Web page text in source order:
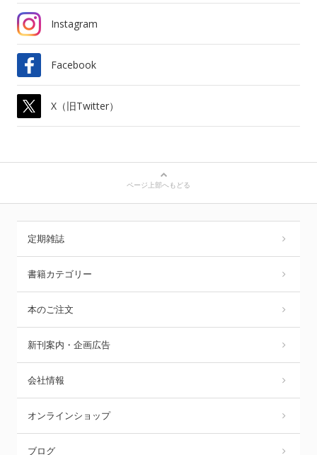
Instagram
Facebook
X（旧Twitter）
ページ上部へもどる
定期雑誌
書籍カテゴリー
本のご注文
新刊案内・企画広告
会社情報
オンラインショップ
ブログ